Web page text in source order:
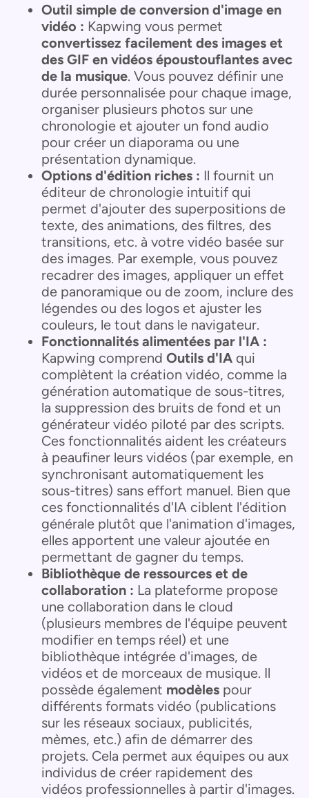
Outil simple de conversion d'image en
vidéo : Kapwing vous permet
convertissez facilement des images et
des GIF en vidéos époustouflantes avec
de la musique. Vous pouvez définir une
durée personnalisée pour chaque image,
organiser plusieurs photos sur une
chronologie et ajouter un fond audio
pour créer un diaporama ou une
présentation dynamique.
Options d'édition riches : Il fournit un
éditeur de chronologie intuitif qui
permet d'ajouter des superpositions de
texte, des animations, des filtres, des
transitions, etc. à votre vidéo basée sur
des images. Par exemple, vous pouvez
recadrer des images, appliquer un effet
de panoramique ou de zoom, inclure des
légendes ou des logos et ajuster les
couleurs, le tout dans le navigateur.
Fonctionnalités alimentées par l'IA :
Kapwing comprend Outils d'IA qui
complètent la création vidéo, comme la
génération automatique de sous-titres,
la suppression des bruits de fond et un
générateur vidéo piloté par des scripts.
Ces fonctionnalités aident les créateurs
à peaufiner leurs vidéos (par exemple, en
synchronisant automatiquement les
sous-titres) sans effort manuel. Bien que
ces fonctionnalités d'IA ciblent l'édition
générale plutôt que l'animation d'images,
elles apportent une valeur ajoutée en
permettant de gagner du temps.
Bibliothèque de ressources et de
collaboration : La plateforme propose
une collaboration dans le cloud
(plusieurs membres de l'équipe peuvent
modifier en temps réel) et une
bibliothèque intégrée d'images, de
vidéos et de morceaux de musique. Il
possède également modèles pour
différents formats vidéo (publications
sur les réseaux sociaux, publicités,
mèmes, etc.) afin de démarrer des
projets. Cela permet aux équipes ou aux
individus de créer rapidement des
vidéos professionnelles à partir d'images.